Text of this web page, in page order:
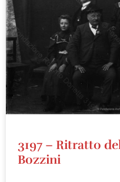
3197 – Ritratto
Bozzini